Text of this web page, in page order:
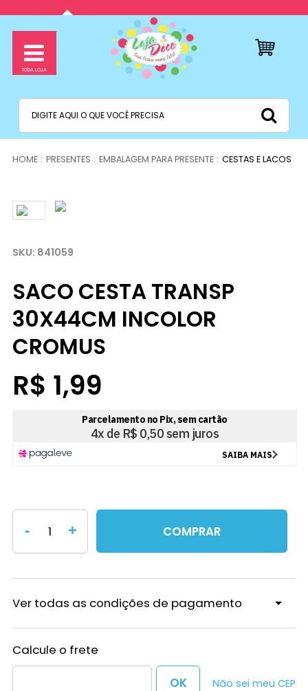
PRESENTES EMBALAGEM PARA PRESENTE CESTAS E LACOS
841059
SACO CESTA TRANSP
30X44CM INCOLOR
CROMUS
R$ 1,99
- + COMPRAR
Ver todas as condições de pagamento
Não sei meu CEP